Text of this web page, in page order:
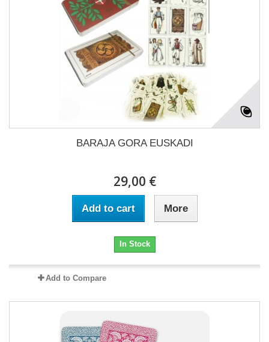
BARAJA GORA EUSKADI
29,00 €
Add to cart More
In Stock
Add to Compare